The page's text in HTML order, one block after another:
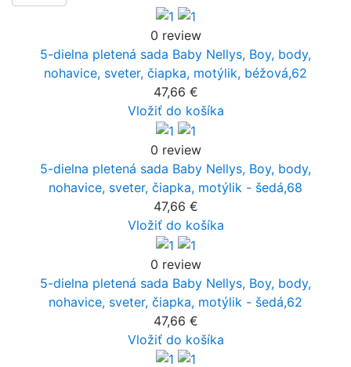
0 review
5-dielna pletená sada Baby Nellys, Boy, body,
nohavice, sveter, čiapka, motýlik, béžová,62
47,66 €
Vložiť do košíka
0 review
5-dielna pletená sada Baby Nellys, Boy, body,
nohavice, sveter, čiapka, motýlik - šedá,68
47,66 €
Vložiť do košíka
0 review
5-dielna pletená sada Baby Nellys, Boy, body,
nohavice, sveter, čiapka, motýlik - šedá,62
47,66 €
Vložiť do košíka